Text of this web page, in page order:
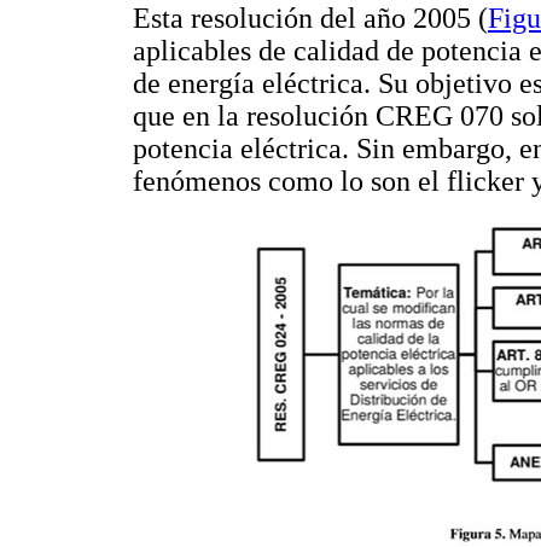
Esta resolución del año 2005 (
aplicables de calidad de potencia
de energía eléctrica. Su objetivo
que en la resolución CREG 070
potencia eléctrica. Sin embargo,
fenómenos como lo son el flicker